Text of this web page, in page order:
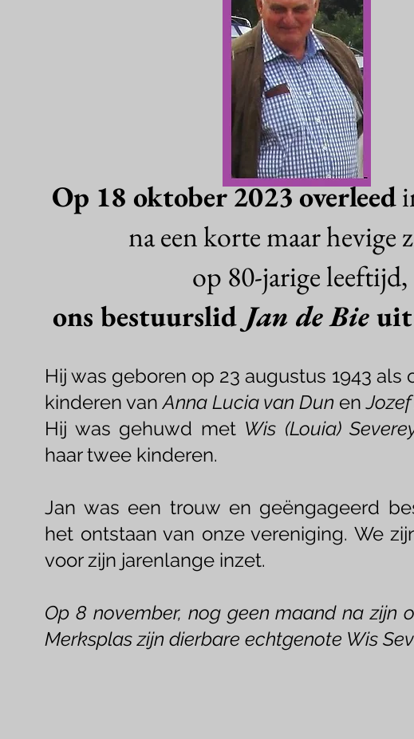
Op 18 oktober 2023overleed
na een korte maar hevige
op 80-jarige leeftijd,
ons bestuurslid Jan de Bieuit
Hij was geboren op 23 augustus 1943 als
kinderen vanAnna Lucia van Dun en
Hij was gehuwd met Wis (Louia)
haar twee kinderen.
Jan was een trouw en geëngageerd
het ontstaan van onze vereniging. We
voor zijn jarenlange inzet.
Op 8 november, nog geen maand na zijn
Merksplas zijn dierbare echtgenote Wis